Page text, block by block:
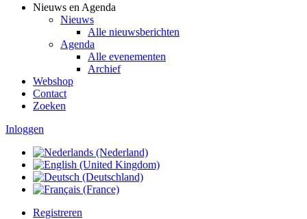
Nieuws en Agenda
Nieuws
Alle nieuwsberichten
Agenda
Alle evenementen
Archief
Webshop
Contact
Zoeken
Inloggen
Registreren